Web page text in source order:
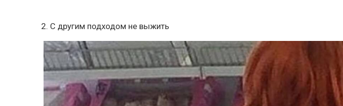
2. С другим подходом не выжить